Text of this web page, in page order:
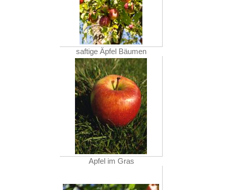
saftige Äpfel Bäumen
Apfel im Gras